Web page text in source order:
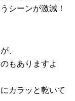
シーンが激減！
、
もありますよ
カラッと乾いて